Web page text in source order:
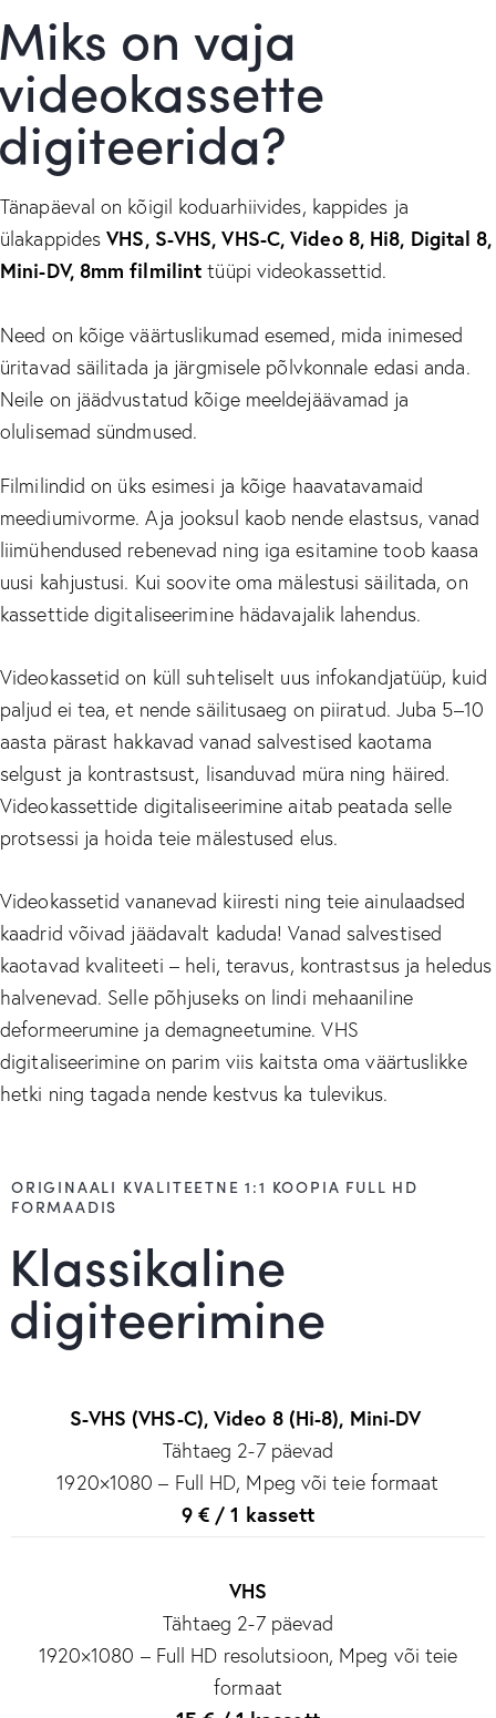
on vaja
Tänapäeval on kõigil koduarhiivides, kappides ja
ülakappidesVHS, S-VHS, VHS-C, Video 8, Hi8, Digital 8,
Mini-DV, 8mm filmilint tüüpi videokassettid.
Need on kõige väärtuslikumad esemed, mida inimesed
üritavad säilitada ja järgmisele põlvkonnale edasi anda.
Neile on jäädvustatud kõige meeldejäävamad ja
olulisemad sündmused.
Filmilindid on üks esimesi ja kõige haavatavamaid
meediumivorme. Aja jooksul kaob nende elastsus, vanad
liimühendused rebenevad ning iga esitamine toob kaasa
uusi kahjustusi. Kui soovite oma mälestusi säilitada, on
kassettide digitaliseerimine hädavajalik lahendus.
Videokassetid on küll suhteliselt uus infokandjatüüp, kuid
paljud ei tea, et nende säilitusaeg on piiratud. Juba 5–10
aasta pärast hakkavad vanad salvestised kaotama
selgust ja kontrastsust, lisanduvad müra ning häired.
Videokassettide digitaliseerimine aitab peatada selle
protsessi ja hoida teie mälestused elus.
Videokassetid vananevad kiiresti ning teie ainulaadsed
kaadrid võivad jäädavalt kaduda! Vanad salvestised
kaotavad kvaliteeti – heli, teravus, kontrastsus ja heledus
halvenevad. Selle põhjuseks on lindi mehaaniline
deformeerumine ja demagneetumine. VHS
digitaliseerimine on parim viis kaitsta oma väärtuslikke
hetki ning tagada nende kestvus ka tulevikus.
ORIGINAALI KVALITEETNE 1:1 KOOPIA FULL HD
FORMAADIS
Klassikaline
digiteerimine
S-VHS (VHS-C), Video 8 (Hi-8), Mini-DV
Tähtaeg 2-7 päevad
1920×1080 – Full HD, Mpeg või teie formaat
9 € / 1 kassett
VHS
Tähtaeg 2-7 päevad
1920×1080 – Full HD resolutsioon, Mpeg või teie
formaat